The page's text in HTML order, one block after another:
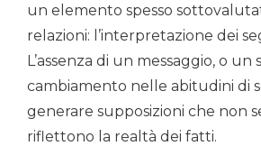
un elemento spesso
relazioni: l’interpretazione dei
L’assenza di un messaggio, o un
cambiamento nelle abitudini di
generare supposizioni che non
riflettono la realtà dei fatti.